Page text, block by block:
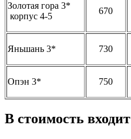
Золотая гора 3*
корпус 4-5
670
Яньшань 3* 730
Опэн 3* 750
В стоимость входит